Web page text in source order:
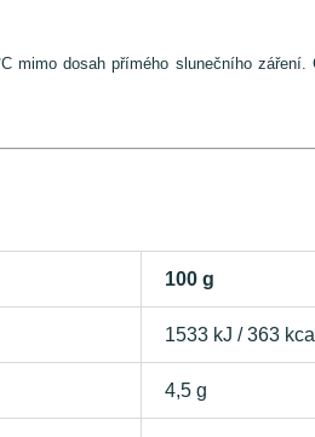
mimo dosah přímého slunečního
100 g
1533 kJ / 363 kcal
4,5 g